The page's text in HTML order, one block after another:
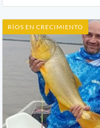
RÍOS EN CRECIMIENTO